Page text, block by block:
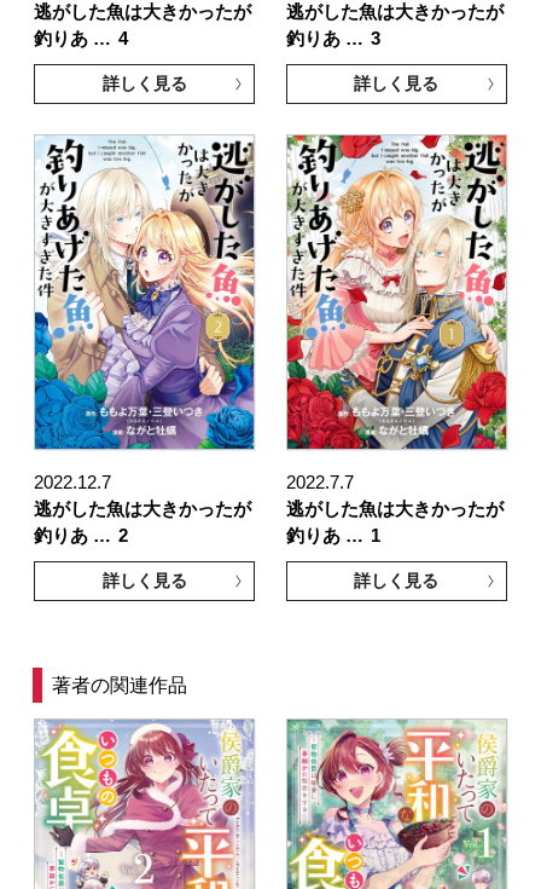
逃がした魚は大きかったが
釣りあ … 4
詳しく見る
逃がした魚は大きかったが
釣りあ … 3
詳しく見る
2022.12.7
逃がした魚は大きかったが
釣りあ … 2
詳しく見る
2022.7.7
逃がした魚は大きかったが
釣りあ … 1
詳しく見る
著者の関連作品